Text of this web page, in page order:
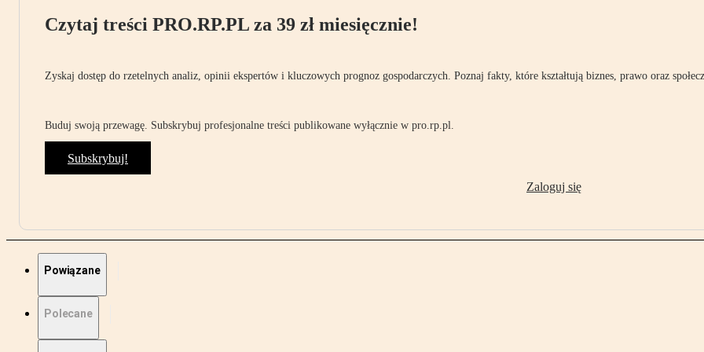
Czytaj treści PRO.RP.PL za 39 zł miesięcznie!
Zyskaj dostęp do rzetelnych analiz, opinii ekspertów i kluczowych prognoz gospodarczych. Poznaj fakty, które kształtują biznes, prawo oraz
Buduj swoją przewagę. Subskrybuj profesjonalne treści publikowane wyłącznie w pro.rp.pl.
Subskrybuj!
Zaloguj się
Powiązane
Polecane